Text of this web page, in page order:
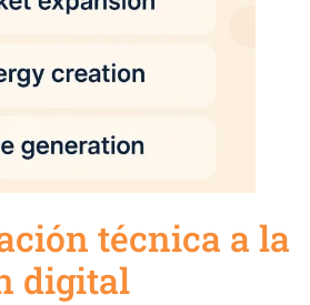
técnica a la
digital